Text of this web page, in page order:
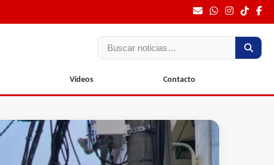
Buscar
Vídeos Contacto